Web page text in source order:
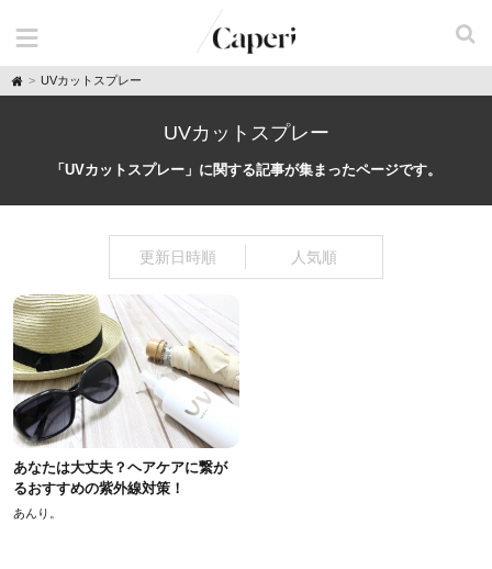
H
o
UVカットスプレー
UVカットスプレー
「UVカットスプレー」に関する記事が集まったページです。
更新日時順 人気順
あなたは大丈夫？ヘアケアに繋が
るおすすめの紫外線対策！
あんり。